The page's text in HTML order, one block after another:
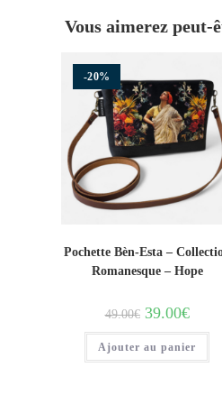
Vous aimerez
-20%
Pochette Bèn-Esta –
Romanesque – Hope
49.00€ 39.00€
Ajouter au panier